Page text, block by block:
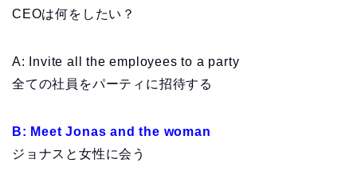
CEOは何をしたい？
A: Invite all the employees to a party
全ての社員をパーティに招待する
B: Meet Jonas and the woman
ジョナスと女性に会う